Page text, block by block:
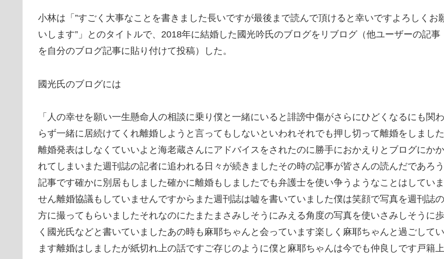
小林は「”すごく大事なことを書きました長いですが最後まで読んで頂けると幸いですよろしくお
いします”」とのタイトルで、2018年に結婚した國光吟氏のブログをリブログ（他ユーザーの記事
を自分のブログ記事に貼り付けて投稿）した。
國光氏のブログには
「人の幸せを願い一生懸命人の相談に乗り僕と一緒にいると誹謗中傷がさらにひどくなるにも関わ
らず一緒に居続けてくれ離婚しようと言ってもしないといわれそれでも押し切って離婚をしました
離婚発表はしなくていいよと海老蔵さんにアドバイスをされたのに勝手におかえりとブログにかか
れてしまいまた週刊誌の記者に追われる日々が続きましたその時の記事が皆さんの読んだであろう
記事です確かに別居もしました確かに離婚もしましたでも弁護士を使い争うようなことはしていま
せん離婚協議もしていませんですからまた週刊誌は嘘を書いていました僕は笑顔で写真を週刊誌の
方に撮ってもらいましたそれなのにたまたまさみしそうにみえる角度の写真を使いさみしそうに歩
く國光氏などと書いていましたあの時も麻耶ちゃんと会っています楽しく麻耶ちゃんと過ごしてい
ます離婚はしましたが紙切れ上の話ですご存じのように僕と麻耶ちゃんは今でも仲良しです戸籍上